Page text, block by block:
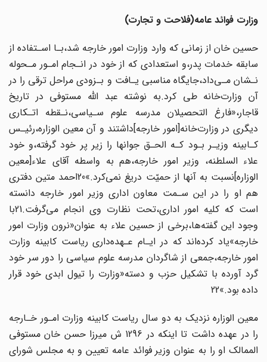
وزارت فوائد عامه‌(فلاحت و تجارت)
حسین خان از زمانی که وارد وزارت امور خارجه شد،بـا اسـتفاده از
سابقه خدمات پدر،و استعدادی که از خود در انـجام امـور مـحوله
نـشان مـی‌داد،جایگاه مناسبی یـافت‌ و بـزودی‌ مراحل‌ ترقی را در
آن وزارت‌خانه طی کرد.به نوشته عبد اللّه مستوفی در تاریخ
قاجار،«فارغ التحصیلان‌ مدرسه علوم سـیاسی،نـقطه اتـکاری
دیگری در وزارت‌خانه‌[امور خارجه‌]داشتند و آن‌ معین الوزاره‌،رئیـس‌
کـابینه وزیـر بـود کـه الحـق جوانها را زیر پر خود گرفته،و خود
علاء السلطنه، وزیر امور خارجه،هم به واسطه آقای علاء[معین
الوزاره‌]نسبت به آنها از حمیّت دریغ‌ نمی‌کرد‌.»20‌احمد متین دفتری
هم او را در این سـمت معاون اداری وزیر امور خارجه دانسته‌
است که کلیه امور اداری،تحت نظارت وی انجام می‌گرفت.21با
وجود این‌ گفته‌ها‌،برخی‌ از حسین علاء به عنوان‌«نرون‌ وزارت‌ امور
خارجه»یاد کرده‌اند که در ایـام عـهده‌داری ریاست‌ کابینه وزارت
امور خارجه،جمعی از شاگردان مدرسه علوم سیاسی را دور‌ سر‌ خود‌
گرد آورده‌ با تشکیل حزب و دسته«وزارت را‌ تیول‌ ابدی خود قرار
داده بود.»22
معین الوزاره نزدیک به دو سال ریاست کابینه وزارت امـور خـارجه
را در‌ عهده‌ داشت‌ تا اینکه‌ در 1296 ش میرزا حسن خان مستوفی
الممالک او‌ را به عنوان وزیر فوائد عامه تعیین و به‌ مجلس شورای